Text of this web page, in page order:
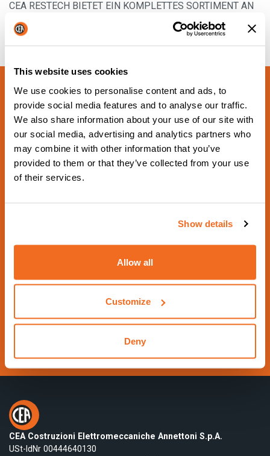
This website uses cookies
We use cookies to personalise content and ads, to
provide social media features and to analyse our traffic.
We also share information about your use of our site with
our social media, advertising and analytics partners who
may combine it with other information that you’ve
provided to them or that they’ve collected from your use
of their services.
Show details
Allow all
Customize
Deny
CEA RESTECH BIETET EIN KOMPLETTES SORTIMENT AN
KOMPONENTEN-KITS FÜR SPEZIELLE PROJEKTE ODER
NACHRÜSTUNGEN
Mehr Informationen
NÄCHSTE GEPLANTE VERANSTALTUNG
2029 - Hall 5 Booth 5G18 -
utting-surfacing/
Besuche die Website
CEA Costruzioni Elettromeccaniche Annettoni S.p.A.
USt-IdNr 00444640130